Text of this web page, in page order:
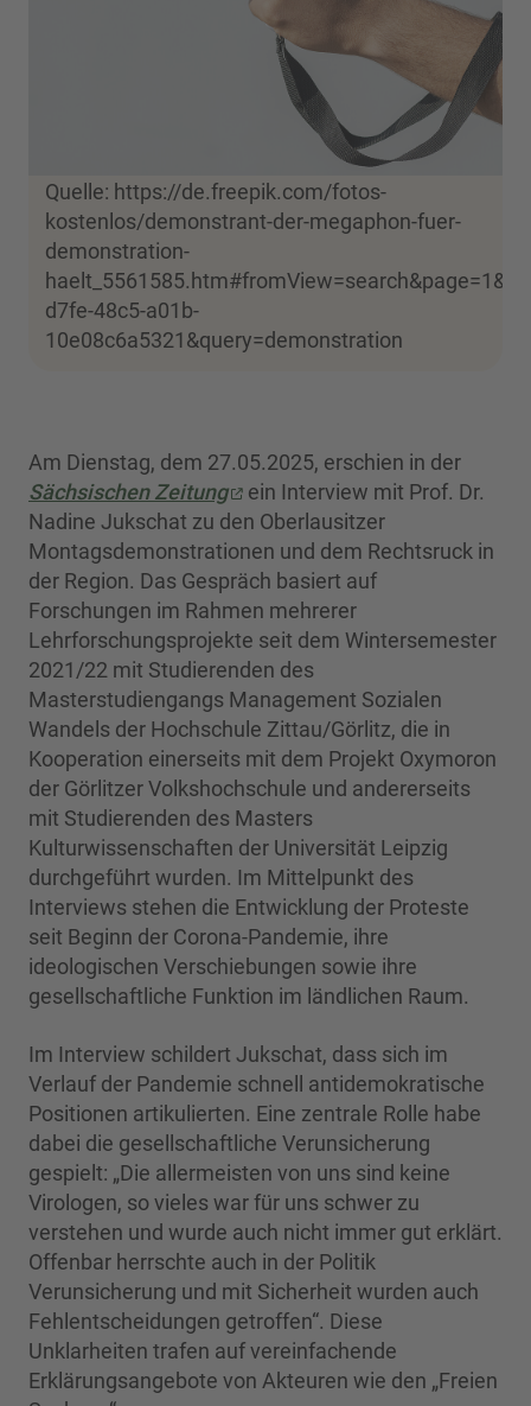
Quelle: https://de.freepik.com/fotos-
kostenlos/demonstrant-der-megaphon-fuer-
demonstration-
d7fe-48c5-a01b-
10e08c6a5321&query=demonstration
Am Dienstag, dem 27.05.2025, erschien in der
Sächsischen Zeitung
ein Interview mit Prof. Dr.
Nadine Jukschat zu den Oberlausitzer
Montagsdemonstrationen und dem Rechtsruck in
der Region. Das Gespräch basiert auf
Forschungen im Rahmen mehrerer
Lehrforschungsprojekte seit dem Wintersemester
2021/22 mit Studierenden des
Masterstudiengangs Management Sozialen
Wandels der Hochschule Zittau/Görlitz, die in
Kooperation einerseits mit dem Projekt Oxymoron
der Görlitzer Volkshochschule und andererseits
mit Studierenden des Masters
Kulturwissenschaften der Universität Leipzig
durchgeführt wurden. Im Mittelpunkt des
Interviews stehen die Entwicklung der Proteste
seit Beginn der Corona-Pandemie, ihre
ideologischen Verschiebungen sowie ihre
gesellschaftliche Funktion im ländlichen Raum.
Im Interview schildert Jukschat, dass sich im
Verlauf der Pandemie schnell antidemokratische
Positionen artikulierten. Eine zentrale Rolle habe
dabei die gesellschaftliche Verunsicherung
gespielt: „Die allermeisten von uns sind keine
Virologen, so vieles war für uns schwer zu
verstehen und wurde auch nicht immer gut erklärt.
Offenbar herrschte auch in der Politik
Verunsicherung und mit Sicherheit wurden auch
Fehlentscheidungen getroffen“. Diese
Unklarheiten trafen auf vereinfachende
Erklärungsangebote von Akteuren wie den „Freien